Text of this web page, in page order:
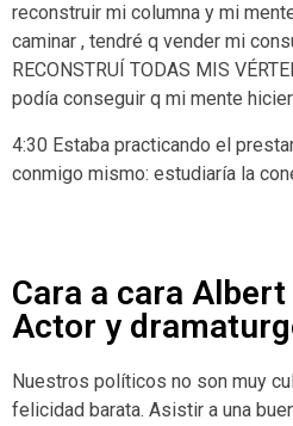
reconstruir mi columna y mi
caminar , tendré q vender mi
RECONSTRUÍ TODAS MIS
podía conseguir q mi mente
4:30 Estaba practicando el
conmigo mismo: estudiaría la
Cara a cara
Actor y
Nuestros políticos no son muy
felicidad barata. Asistir a una